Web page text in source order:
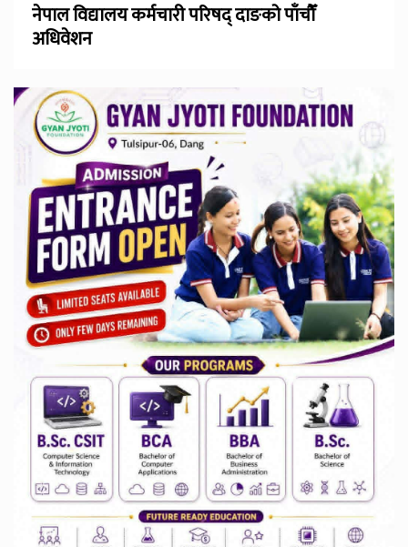
नेपाल विद्यालय कर्मचारी परिषद् दाङको पाँचौँ
अधिवेशन